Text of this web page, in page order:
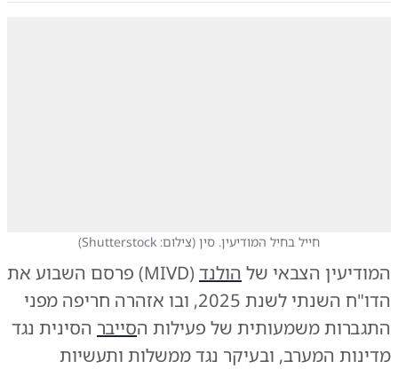
חייל בחיל המודיעין. סין (צילום: Shutterstock )
המודיעין הצבאי של הולנד
(MIVD) פרסם השבוע את
הדו"ח השנתי לשנת 2025, ובו אזהרה חריפה מפני
התגברות משמעותית של פעילות הסייבר הסינית נגד
מדינות המערב, ובעיקר נגד ממשלות ותעשיות